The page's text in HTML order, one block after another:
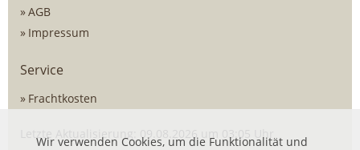
AGB
Impressum
Service
Frachtkosten
Letzte Aktualisierung: 09.08.2026 um 03:05 Uhr
Wir verwenden Cookies, um die Funktionalität und